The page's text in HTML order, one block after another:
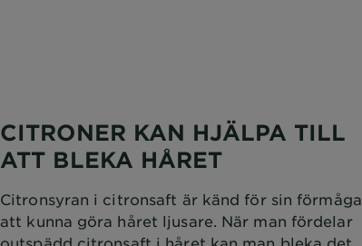
CITRONER KAN HJÄLPA TILL
ATT BLEKA HÅRET
Citronsyran i citronsaft är känd för sin förmåga
att kunna göra håret ljusare. När man fördelar
outspädd citronsaft i håret kan man bleka det,